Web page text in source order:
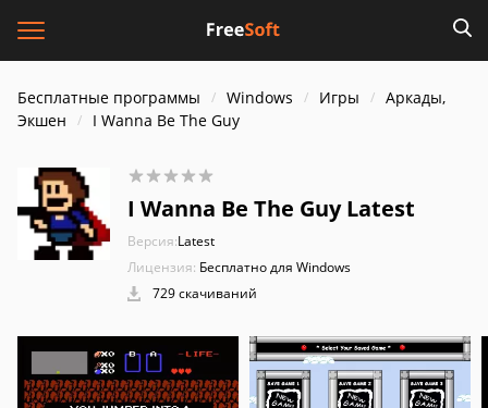
Бесплатные программы Windows Игры
Аркады,
Экшен
I Wanna Be The Guy
I Wanna Be The Guy Latest
Версия:Latest
Лицензия: Бесплатно для Windows
729 скачиваний